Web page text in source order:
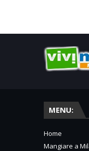
MENU:
Home
Mangiare a